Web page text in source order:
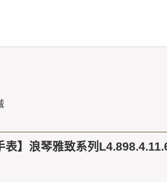
表】浪琴雅致系列